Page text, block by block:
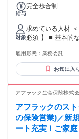
代理店営業 ・生
立 ・飛び込み営
族勧誘なし ＊未経験･初心者OK ＊経験者歓迎･有資格者歓迎
主婦･主夫歓迎（
50％以上 ＊副業･
も応募可
給与
完全歩合制
対象
求めている人材 ＜
必須 】 ■ 基本的
に自信がない方もお気
】 ■ オフィスワ
ーサービス･サポ
営業のご経験 ■ 金融･保険
しながら自由に働
でできる仕事を探
たい ❯❯❯ こんなキーワードで探す方にも ＿.＿.＿.＿.＿.＿.
＿.＿.＿.＿.＿.＿.＿.＿ ・保険プランナー ・ラ
雇用形態： 業務委託
お気に入り
アフラック生命保険株式
アフラックのス
の保険営業)／新
ート充実！ご家庭